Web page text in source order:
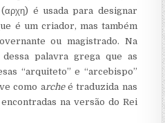
é usada para designar
é um criador, mas também
ou magistrado. Na
palavra grega que as
“arquiteto” e “arcebispo”
como archeé traduzida nas
na versão do Rei